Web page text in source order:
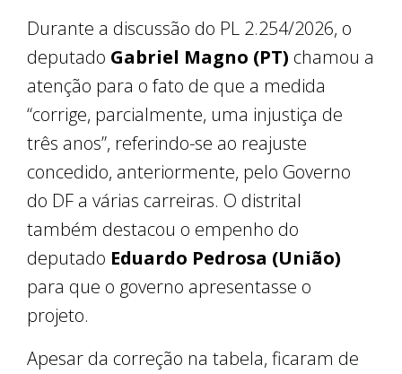
Durante a discussão do PL 2.254/2026, o
deputado Gabriel Magno (PT) chamou a
atenção para o fato de que a medida
“corrige, parcialmente, uma injustiça de
três anos”, referindo-se ao reajuste
concedido, anteriormente, pelo Governo
do DF a várias carreiras. O distrital
também destacou o empenho do
deputado Eduardo Pedrosa (União)
para que o governo apresentasse o
projeto.
Apesar da correção na tabela, ficaram de